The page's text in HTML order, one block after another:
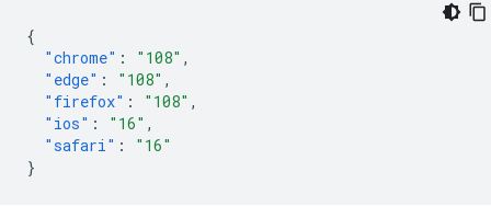
{
"chrome" : "108" ,
"edge" : "108" ,
"firefox" : "108" ,
"ios" : "16" ,
"safari" :
"16"
}